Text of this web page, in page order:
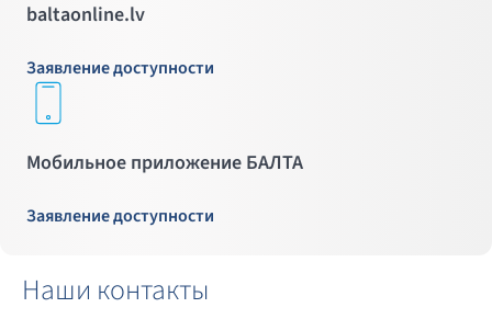
baltaonline.lv
Заявление доступности
Мобильное приложение БАЛТА
Заявление доступности
Наши контакты